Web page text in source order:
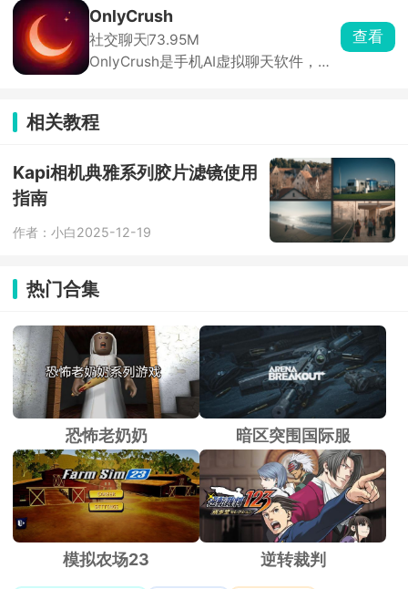
很顺畅。画师可以上架稿件接单，普通
玩家可以发布作品，圈内创作供需对接
很直接。圈内同好聚集度很高，不用在
综合平台费劲找同好。
OnlyCrush
社交聊天73.95M
OnlyCrush是手机AI虚拟聊天软件，广
教，挑一个感兴趣的直接开聊。免费基
础对话没有严格次数限制，闲暇闲聊完
案，熬夜、失眠的时候用来放松助眠刚
刚好。
查看
相关教程
Kapi相机典雅系列胶片滤镜使用
指南
作者：小白2025-12-19
热门合集
恐怖老奶奶 暗区突围国际服
模拟农场23 逆转裁判